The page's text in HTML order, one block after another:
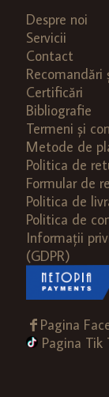
Despre noi
Servicii
Contact
Recomandări
Certificări
Bibliografie
Termeni și
Metode de
Politica de
Formular de
Politica de
Politica de
Informații
(GDPR)
Pagina
Pagina Tik